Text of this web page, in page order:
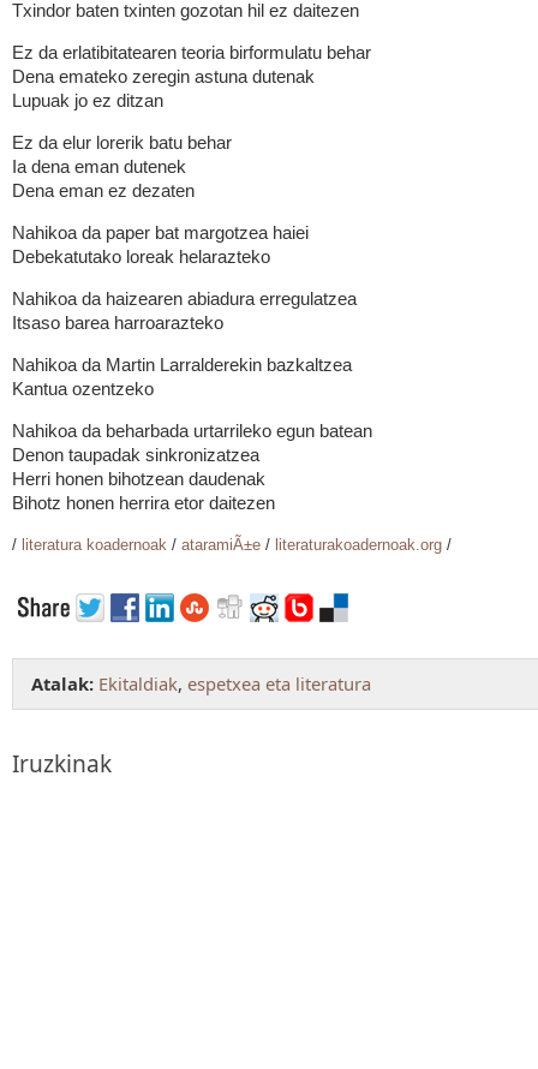
Txindor baten txinten gozotan hil ez daitezen
Ez da erlatibitatearen teoria birformulatu behar
Dena emateko zeregin astuna dutenak
Lupuak jo ez ditzan
Ez da elur lorerik batu behar
Ia dena eman dutenek
Dena eman ez dezaten
Nahikoa da paper bat margotzea haiei
Debekatutako loreak helarazteko
Nahikoa da haizearen abiadura erregulatzea
Itsaso barea harroarazteko
Nahikoa da Martin Larralderekin bazkaltzea
Kantua ozentzeko
Nahikoa da beharbada urtarrileko egun batean
Denon taupadak sinkronizatzea
Herri honen bihotzean daudenak
Bihotz honen herrira etor daitezen
/ literatura koadernoak / ataramiÃ±e / literaturakoadernoak.org /
Atalak: Ekitaldiak, espetxea eta literatura
Iruzkinak